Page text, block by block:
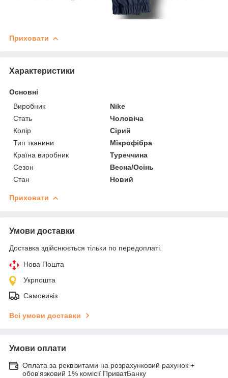
Приховати
Характеристики
Основні
Виробник
Nike
Стать
Чоловіча
Колір
Сірий
Тип тканини
Мікрофібра
Країна виробник
Туреччина
Сезон
Весна/Осінь
Стан
Новий
Приховати
Умови доставки
Доставка здійснюється тільки по передоплаті.
Нова Пошта
Укрпошта
Самовивіз
Всі умови доставки
Умови оплати
Оплата за реквізитами на розрахунковий рахунок +
обов'язковий 1% комісії ПриватБанку